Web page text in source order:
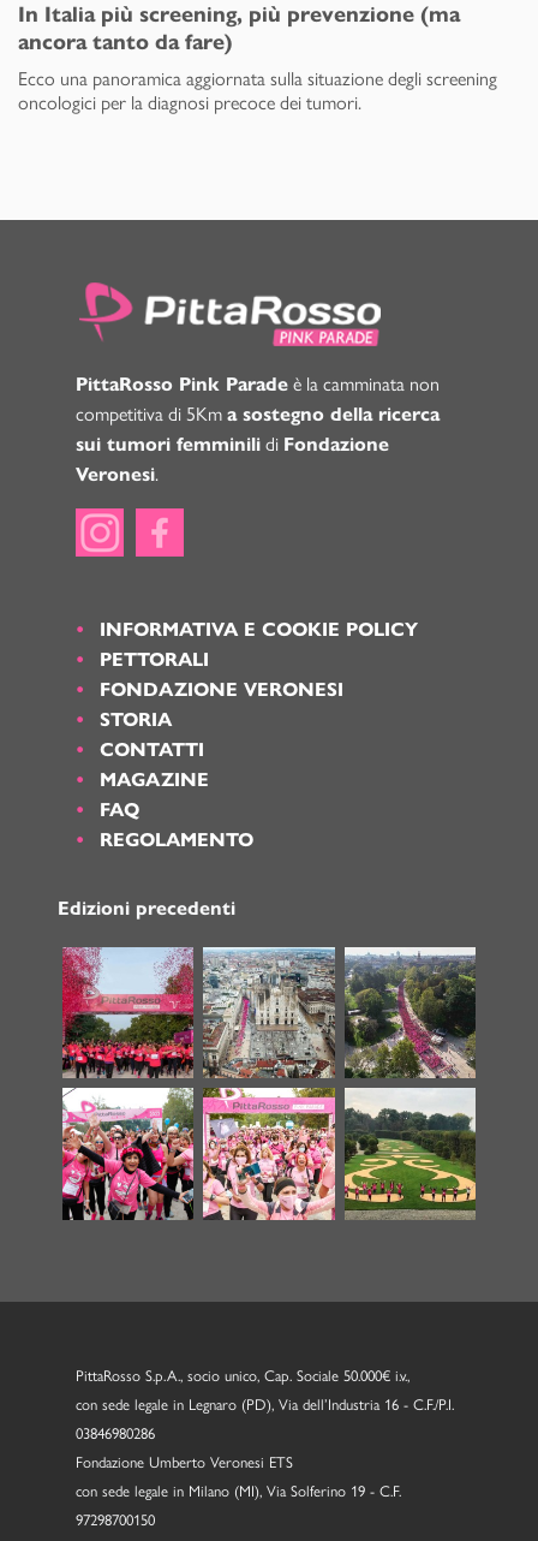
In Italia più screening, più prevenzione (ma
ancora tanto da fare)
Ecco una panoramica aggiornata sulla situazione degli screening
oncologici per la diagnosi precoce dei tumori.
PittaRosso Pink Parade è la camminata non
competitiva di 5Km a sostegno della ricerca
sui tumori femminili di Fondazione
Veronesi.
INFORMATIVA E COOKIE POLICY
PETTORALI
FONDAZIONE VERONESI
STORIA
CONTATTI
MAGAZINE
FAQ
REGOLAMENTO
Edizioni precedenti
PittaRosso S.p.A., socio unico, Cap. Sociale 50.000€ i.v.,
con sede legale in Legnaro (PD), Via dell’Industria 16 - C.F./P.I.
03846980286
Fondazione Umberto Veronesi ETS
con sede legale in Milano (MI), Via Solferino 19 - C.F.
97298700150